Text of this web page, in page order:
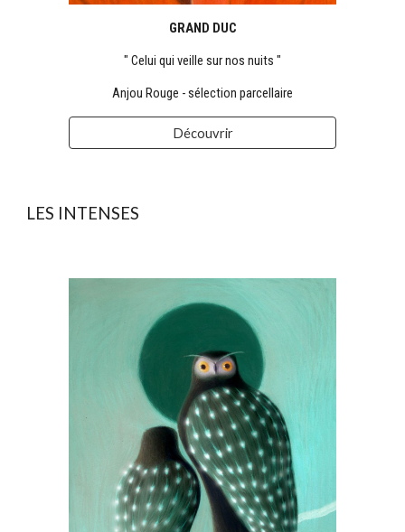
GRAND DUC
" Celui qui veille sur nos nuits "
Anjou Rouge - sélection parcellaire
Découvrir
LES INTENSES